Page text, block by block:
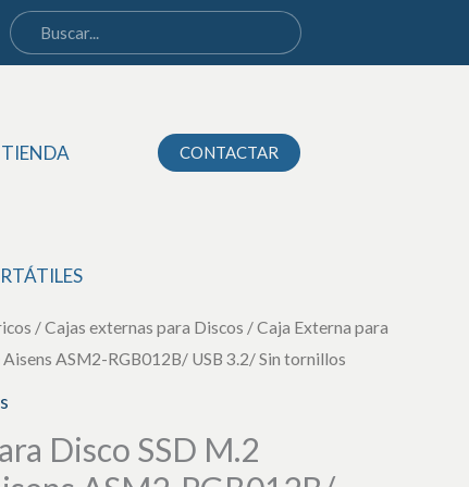
TIENDA CONTACTAR
/Cajas externas para Discos / Caja Externa para
ASM2-RGB012B/ USB 3.2/ Sin tornillos
Disco SSD M.2
SSD
Sin
tornillos